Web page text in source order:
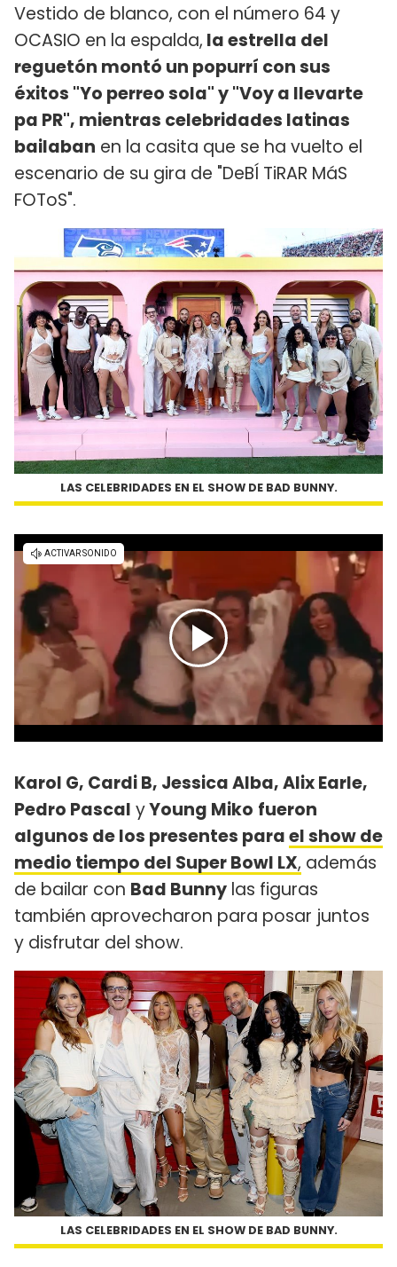
Vestido de blanco, con el número 64 y
OCASIO en la espalda, la estrella del
reguetón montó un popurrí con sus
éxitos "Yo perreo sola" y "Voy a llevarte
pa PR", mientras celebridades latinas
bailaban en la casita que se ha vuelto el
escenario de su gira de "DeBÍ TiRAR MáS
FOToS".
LAS CELEBRIDADES EN EL SHOW DE BAD BUNNY.
Karol G, Cardi B, Jessica Alba, Alix Earle,
Pedro Pascal yYoung Miko fueron
algunos de los presentes parael show de
medio tiempo del Super Bowl LX, además
de bailar con Bad Bunny las figuras
también aprovecharon para posar juntos
y disfrutar del show.
LAS CELEBRIDADES EN EL SHOW DE BAD BUNNY.